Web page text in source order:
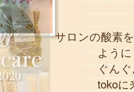
サロンの酸素
よう
ぐん
tokoに